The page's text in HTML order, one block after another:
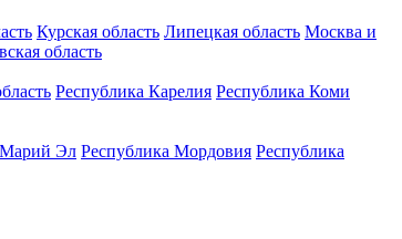
Курская область Липецкая область Москва и
область
Республика Карелия Республика Коми
Марий Эл Республика Мордовия Республика